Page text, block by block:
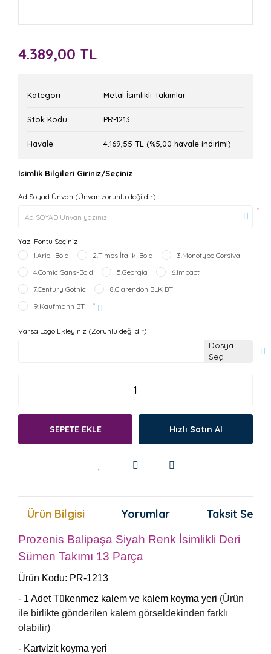
4.389,00 TL
Kategori Metal İsimlikli Takımlar
Stok Kodu PR-1213
Havale 4.169,55 TL (%5,00 havale indirimi)
İsimlik Bilgileri Giriniz/Seçiniz
Ad Soyad Ünvan (Ünvan zorunlu değildir)
*
Yazı Fontu Seçiniz
1.Ariel-Bold
2.Times İtalik-Bold
3.Monotype Corsiva
4.Comic Sans-Bold
5.Georgia
6.Impact
7.Century Gothic
8.Clarendon BLK BT
9.Kaufmann BT
*
Varsa Logo Ekleyiniz (Zorunlu değildir)
Dosya
Seç
SEPETE EKLE Hızlı Satın Al
Ürün Bilgisi Yorumlar Taksit
Prozenis Balipaşa Siyah Renk İsimlikli Deri
Sümen Takımı 13 Parça
Ürün Kodu: PR-1213
- 1 Adet Tükenmez kalem ve kalem koyma yeri (Ürün
ile birlikte gönderilen kalem görseldekinden farklı
olabilir)
- Kartvizit koyma yeri